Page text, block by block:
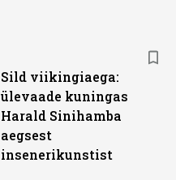
Sild viikingiaega:
ülevaade kuningas
Harald Sinihamba
aegsest
insenerikunstist